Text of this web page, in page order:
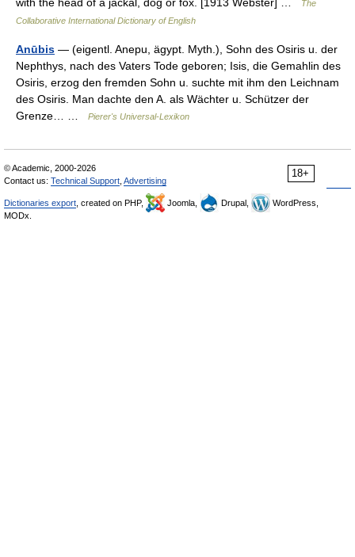
The
Collaborative International Dictionary of English
Anūbis — (eigentl. Anepu, ägypt. Myth.), Sohn des Osiris u. der
Nephthys, nach des Vaters Tode geboren; Isis, die Gemahlin des
Osiris, erzog den fremden Sohn u. suchte mit ihm den Leichnam
des Osiris. Man dachte den A. als Wächter u. Schützer der
Grenze… …
Pierer's Universal-Lexikon
18+
© Academic, 2000-2026
Contact us: Technical Support Advertising
Dictionaries export , created on PHP, Joomla, Drupal,
WordPress,
MODx.